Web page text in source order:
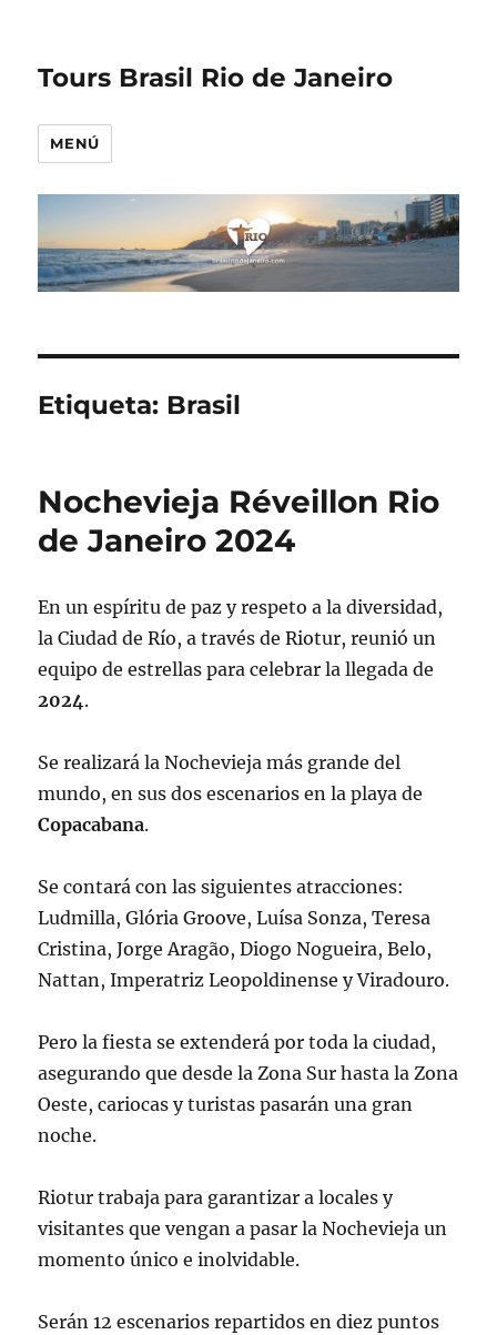
Tours Brasil Rio de Janeiro
MENÚ
Etiqueta: Brasil
Nochevieja Réveillon Rio
de Janeiro 2024
En un espíritu de paz y respeto a la diversidad,
la Ciudad de Río, a través de Riotur, reunió un
equipo de estrellas para celebrar la llegada de
2024.
Se realizará la Nochevieja más grande del
mundo, en sus dos escenarios en la playa de
Copacabana.
Se contará con las siguientes atracciones:
Ludmilla, Glória Groove, Luísa Sonza, Teresa
Cristina, Jorge Aragão, Diogo Nogueira, Belo,
Nattan, Imperatriz Leopoldinense y Viradouro.
Pero la fiesta se extenderá por toda la ciudad,
asegurando que desde la Zona Sur hasta la Zona
Oeste, cariocas y turistas pasarán una gran
noche.
Riotur trabaja para garantizar a locales y
visitantes que vengan a pasar la Nochevieja un
momento único e inolvidable.
Serán 12 escenarios repartidos en diez puntos